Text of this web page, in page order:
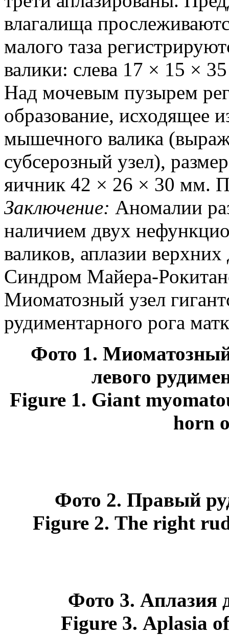
влагалища
малого таза
валики: слева 17 × 15 ×
Над мочевым пузырем
образование, исходящее
мышечного валика
субсерозный узел),
яичник 42 × 26 × 30 мм.
Заключение: Аномалии
наличием двух
валиков, аплазии
Синдром Майера-
Миоматозный узел
рудиментарного рога
Фото 1. Миоматозный
левого
Figure 1. Giant
horn
Фото 2. Правый
Figure 2. The right
Фото 3. Аплазия
Figure 3. Aplasia